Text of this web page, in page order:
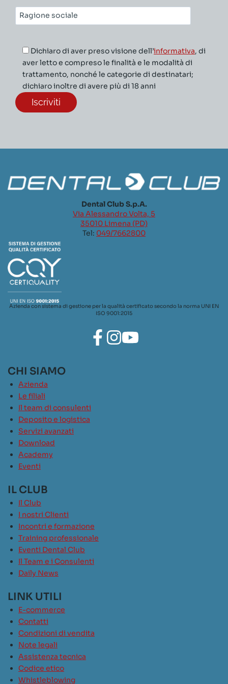
Ragione
sociale*
Dichiaro di aver preso visione dell’informativa, di
aver letto e compreso le finalità e le modalità di
trattamento, nonché le categorie di destinatari;
dichiaro inoltre di avere più di 18 anni
Dental Club S.p.A.
Via Alessandro Volta, 5
35010 Limena (PD)
Tel: 049/7662800
Azienda con sistema di gestione per la qualità certificato secondo la norma UNI EN
ISO 9001:2015
CHI SIAMO
Azienda
Le filiali
Il team di consulenti
Deposito e logistica
Servizi avanzati
Download
Academy
Eventi
IL CLUB
Il Club
I nostri Clienti
Incontri e formazione
Training professionale
Eventi Dental Club
Il Team e i Consulenti
Daily News
LINK UTILI
E-commerce
Contatti
Condizioni di vendita
Note legali
Assistenza tecnica
Codice etico
Whistleblowing